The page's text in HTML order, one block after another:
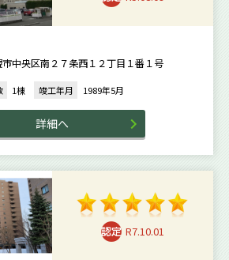
中央区南２７条西１２丁目１番１号
1棟 竣工年月 1989年5月
詳細へ
R7.10.01